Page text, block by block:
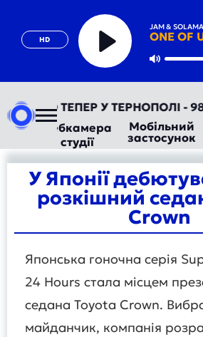
HD
JAM &
ONE OF
Play
ТЕПЕР У ТЕРНОПОЛІ - 98,6
Вебкамера
студії
Мобільний
застосунок
У Японії
розкішний
Crown
Японська гоночна серія
24 Hours стала місцем
седана Toyota Crown.
майданчик, компанія